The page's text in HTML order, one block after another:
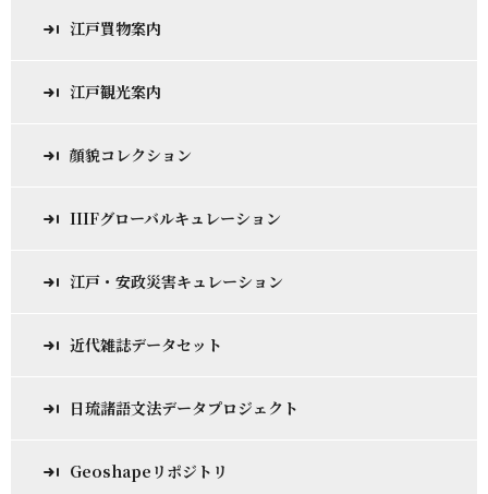
江戸買物案内
江戸観光案内
顔貌コレクション
IIIFグローバルキュレーション
江戸・安政災害キュレーション
近代雑誌データセット
日琉諸語文法データプロジェクト
Geoshapeリポジトリ